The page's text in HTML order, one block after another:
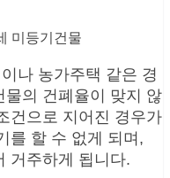
나 농가주택 같은 경
의 건폐율이 맞지 않
건으로 지어진 경우가
를 할 수 없게 되며,
거주하게 됩니다.